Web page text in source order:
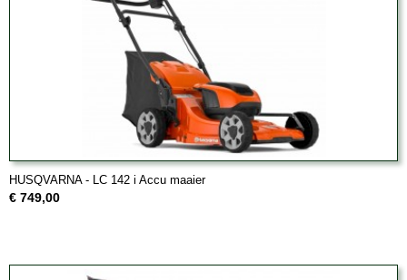
HUSQVARNA - LC 142 i Accu maaier
€ 749,00